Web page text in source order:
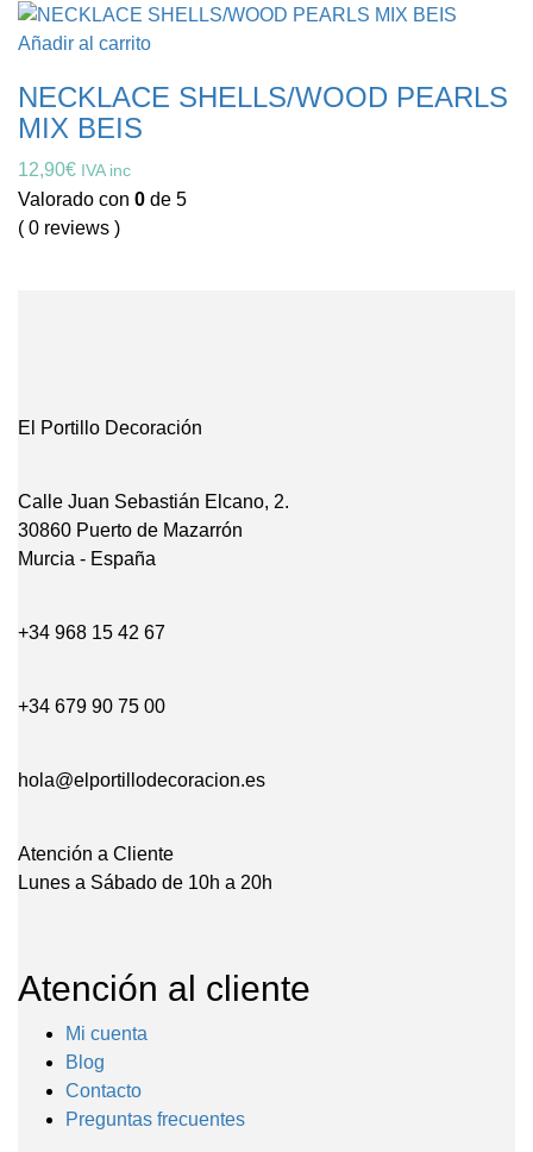
Añadir al carrito
NECKLACE SHELLS/WOOD PEARLS
MIX BEIS
12,90€ IVA inc
Valorado con 0 de 5
( 0 reviews )
El Portillo Decoración
Calle Juan Sebastián Elcano, 2.
30860 Puerto de Mazarrón
Murcia - España
+34 968 15 42 67
+34 679 90 75 00
hola@elportillodecoracion.es
Atención a Cliente
Lunes a Sábado de 10h a 20h
Atención al cliente
Mi cuenta
Blog
Contacto
Preguntas frecuentes